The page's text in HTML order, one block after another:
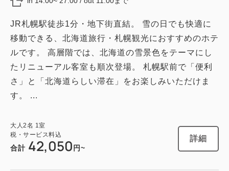
税・サービス料込
会員価格 44,364
税・サービス料込
合計 44,964円
残り 1
JR札幌駅徒歩1分・地下街直結。 雪の日でも快適に
移動できる、北海道旅行・札幌観光におすすめのホテ
ルです。 高層階では、北海道の雪景色をテーマにし
たリニューアル客室も順次登場。 札幌駅前で「便利
さ」と「北海道らしい滞在」をお楽しみいただけま
す。 ...
大人2名 1室
税・サービス料込
合計 42,050 円~
詳細